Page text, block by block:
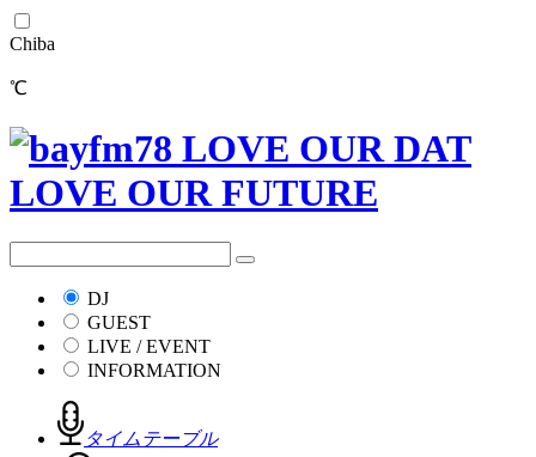
Chiba
℃
DJ
GUEST
LIVE / EVENT
INFORMATION
タイムテーブル